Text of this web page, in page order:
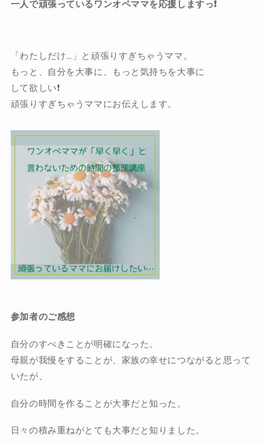
一人で頑張っているワンオペママを応援しますっ❗️
「わたしだけ…」と頑張りすぎちゃうママ。
もっと、自分を大事に、もっと気持ちを大事に
して欲しい❗️
頑張りすぎちゃうママにお伝えします。
参加者のご感想
自分のすべきことが明確になった。
母親が我慢をすることが、家族の幸せにつながると思って
いたが、
自分の時間を作ることが大事だと知った。
日々の積み重ねがとても大事だと知りました。